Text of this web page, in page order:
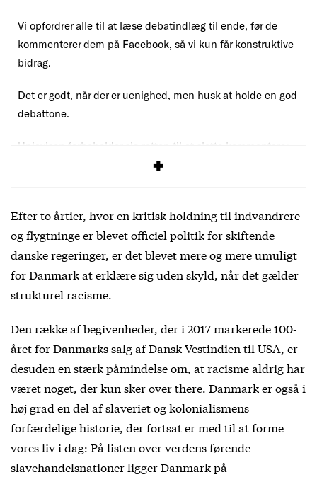
Vi opfordrer alle til at læse debatindlæg til ende, før de
kommenterer dem på Facebook, så vi kun får konstruktive
bidrag.
Det er godt, når der er uenighed, men husk at holde en god
debattone.
Uniavisen forbeholder sig retten til at slette kommentarer,
der overskrider vores debatregler.
Efter to årtier, hvor en kritisk holdning til indvandrere
og flygtninge er blevet officiel politik for skiftende
danske regeringer, er det blevet mere og mere umuligt
for Danmark at erklære sig uden skyld, når det gælder
strukturel racisme.
Den række af begivenheder, der i 2017 markerede 100-
året for Danmarks salg af Dansk Vestindien til USA, er
desuden en stærk påmindelse om, at racisme aldrig har
været noget, der kun sker over there. Danmark er også i
høj grad en del af slaveriet og kolonialismens
forfærdelige historie, der fortsat er med til at forme
vores liv i dag: På listen over verdens førende
slavehandelsnationer ligger Danmark på